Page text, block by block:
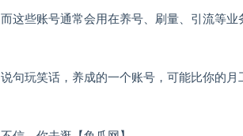
而这些账号通常会用在养号、刷量、引流等业
说句玩笑话，养成的一个账号，可能比你的月